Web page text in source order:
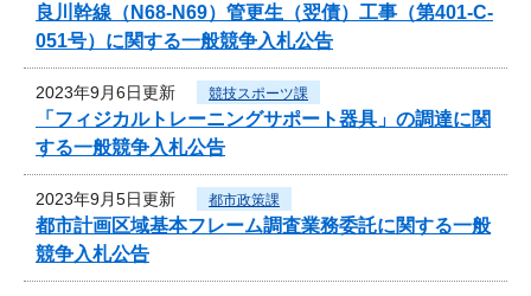
良川幹線（N68-N69）管更生（翌債）工事（第401-C-
051号）に関する一般競争入札公告
2023年9月6日更新 競技スポーツ課
「フィジカルトレーニングサポート器具」の調達に関
する一般競争入札公告
2023年9月5日更新 都市政策課
都市計画区域基本フレーム調査業務委託に関する一般
競争入札公告